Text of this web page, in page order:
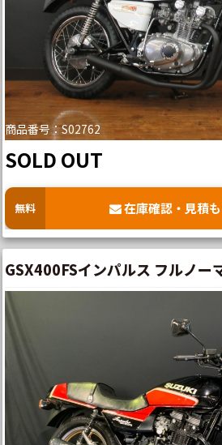
商品番号：S02762
SOLD OUT
無料 在庫確認・見積
GSX400FSインパルス フルノー